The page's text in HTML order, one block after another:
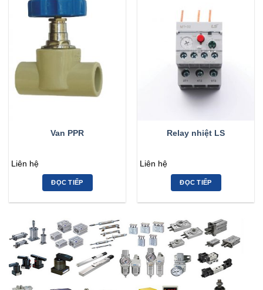
Van PPR
Liên hệ
ĐỌC TIẾP
Relay nhiệt LS
Liên hệ
ĐỌC TIẾP